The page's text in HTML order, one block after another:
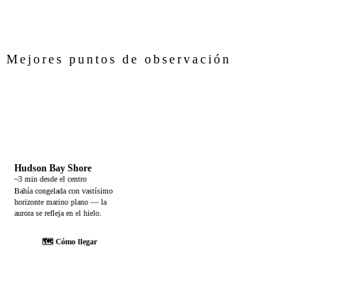
Mejores puntos de observación
Hudson Bay Shore
~3 min desde el centro
Bahía congelada con vastísimo
horizonte marino plano — la
aurora se refleja en el hielo.
🗺 Cómo llegar